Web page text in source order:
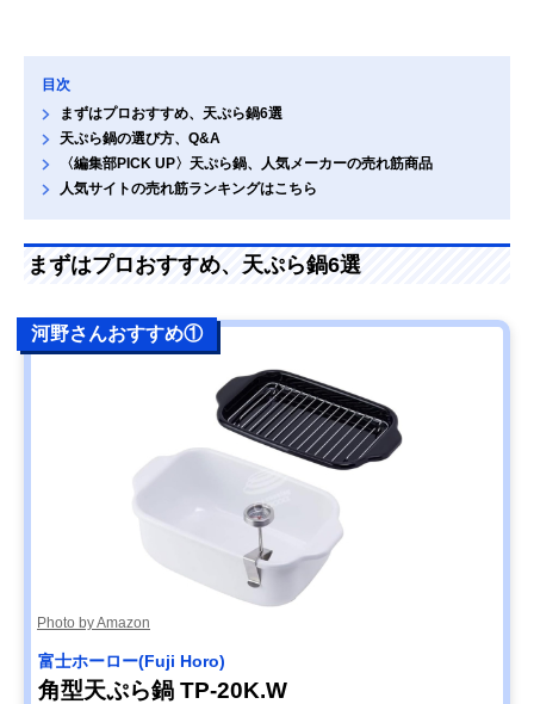
目次
まずはプロおすすめ、天ぷら鍋6選
天ぷら鍋の選び方、Q&A
〈編集部PICK UP〉天ぷら鍋、人気メーカーの売れ筋商品
人気サイトの売れ筋ランキングはこちら
まずはプロおすすめ、天ぷら鍋6選
河野さんおすすめ①
Photo by Amazon
‎富士ホーロー(Fuji Horo)
角型天ぷら鍋 TP-20K.W